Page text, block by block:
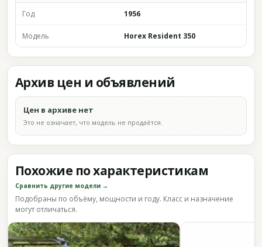
Год 1956
Модель Horex Resident 350
Архив цен и объявлений
Цен в архиве нет
Это не означает, что модель не продаётся.
Похожие по характеристикам
Сравнить другие модели →
Подобраны по объёму, мощности и году. Класс и назначение
могут отличаться.